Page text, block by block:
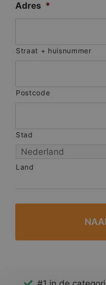
Adres *
Straat + huisnummer
Postcode
Stad
Land